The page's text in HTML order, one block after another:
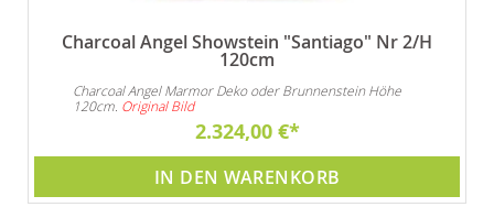
Charcoal Angel Showstein "Santiago" Nr 2/H
120cm
Charcoal Angel Marmor Deko oder Brunnenstein Höhe
120cm. Original Bild
2.324,00 €
IN DEN WARENKORB